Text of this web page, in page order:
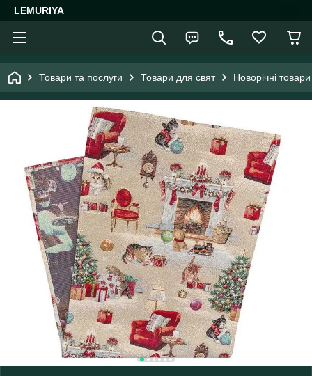
LEMURIYA
Товари та послуги Товари для свят Новорічні товари